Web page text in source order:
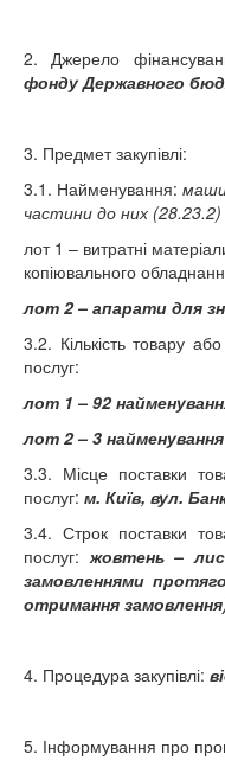
2. Джерело
фонду Державного
3. Предмет закупівлі:
3.1. Найменування:
частини до них (28.23.2)
лот 1 – витратні
копіювального
лот 2 – апарати для
3.2. Кількість товару
послуг:
лот 1 – 92
лот 2– 3 найменування
3.3. Місце поставки
послуг: м. Київ, вул.
3.4. Строк поставки
послуг:жовтень –
замовленнями
отримання
4. Процедура закупівлі:
5. Інформування про